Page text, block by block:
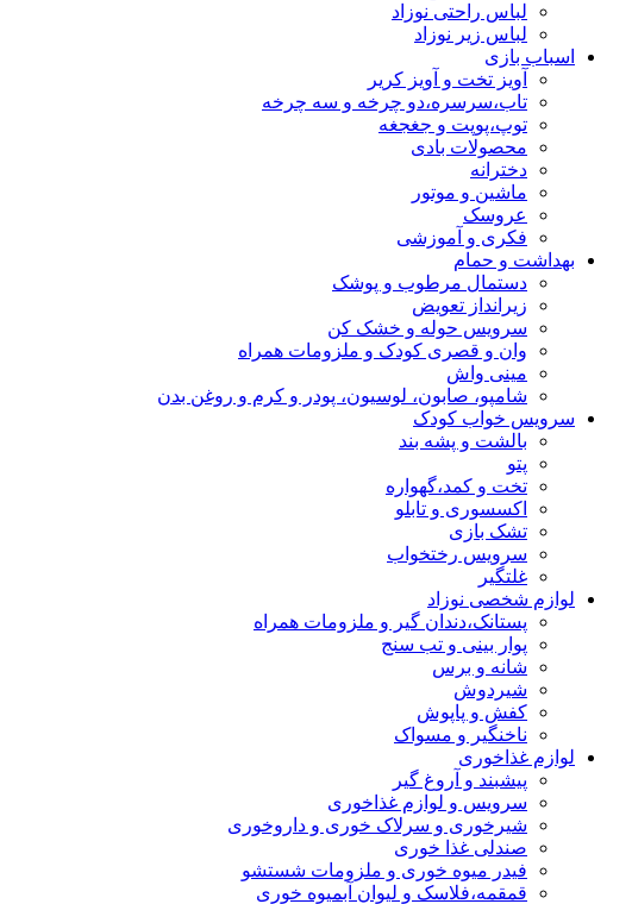
لباس راحتی نوزاد
لباس زیر نوزاد
اسباب بازی
آویز تخت و آویز کریر
تاب،سرسره،دو چرخه و سه چرخه
توپ،پوپت و جغجغه
محصولات بادی
دخترانه
ماشین و موتور
عروسک
فکری و آموزشی
بهداشت و حمام
دستمال مرطوب و پوشک
زیرانداز تعویض
سرویس حوله و خشک کن
وان و قصری کودک و ملزومات همراه
مینی واش
شامپو، صابون، لوسیون، پودر و کرم و روغن بدن
سرویس خواب کودک
بالشت و پشه بند
پتو
تخت و کمد،گهواره
اکسسوری و تابلو
تشک بازی
سرویس رختخواب
غلتگیر
لوازم شخصی نوزاد
پستانک،دندان گیر و ملزومات همراه
پوار بینی و تب سنج
شانه و برس
شیردوش
کفش و پاپوش
ناخنگیر و مسواک
لوازم غذاخوری
پیشبند و آروغ گیر
سرویس و لوازم غذاخوری
شیرخوری و سرلاک خوری و داروخوری
صندلی غذا خوری
فیدر میوه خوری و ملزومات شستشو
قمقمه،فلاسک و لیوان آبمیوه خوری